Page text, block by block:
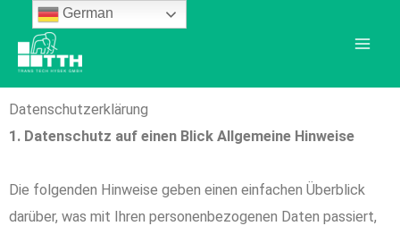
Inhalt
springen
Datenschutzerklärung
1. Datenschutz auf einen Blick Allgemeine Hinweise
Die folgenden Hinweise geben einen einfachen Überblick
darüber, was mit Ihren personenbezogenen Daten passiert,
German